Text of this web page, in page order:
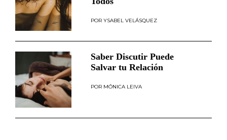
YSABEL VELÁSQUEZ
Saber Discutir Puede
Salvar tu Relación
MÓNICA LEIVA